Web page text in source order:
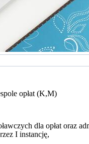
opłat (K,M)
dla opłat oraz
I instancję,